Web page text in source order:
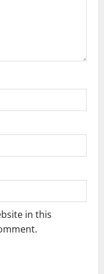
in this